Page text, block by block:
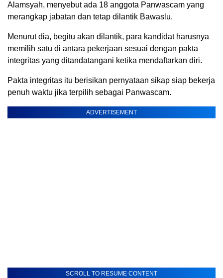
Alamsyah, menyebut ada 18 anggota Panwascam yang
merangkap jabatan dan tetap dilantik Bawaslu.
Menurut dia, begitu akan dilantik, para kandidat harusnya
memilih satu di antara pekerjaan sesuai dengan pakta
integritas yang ditandatangani ketika mendaftarkan diri.
Pakta integritas itu berisikan pernyataan sikap siap bekerja
penuh waktu jika terpilih sebagai Panwascam.
ADVERTISEMENT
SCROLL TO RESUME CONTENT